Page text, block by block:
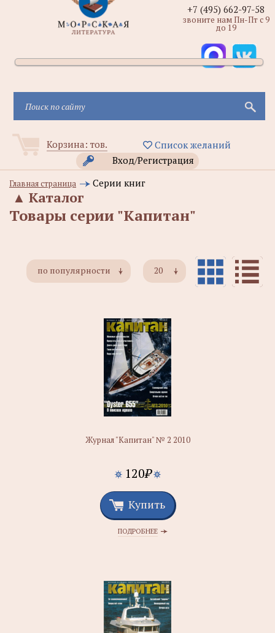
Корзина: тов.
Список желаний
Вход/Регистрация
+7 (495) 662-97-58
звоните нам Пн-Пт с 9
до 19
Главная страница Серии книг
Каталог
▲
Товары серии "Капитан"
20
по популярности
Журнал "Капитан" № 2 2010
120₽
Купить
ПОДРОБНЕЕ